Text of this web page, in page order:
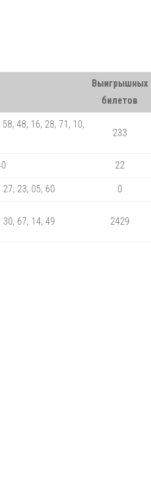
Выигрышных
билетов
48, 16, 28, 71, 10,
233
22
23, 05, 60 0
30, 67, 14, 49 2429